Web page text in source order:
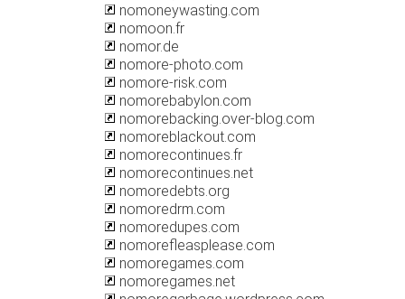
nomoneywasting.com
nomoon.fr
nomor.de
nomore-photo.com
nomore-risk.com
nomorebabylon.com
nomorebacking.over-blog.com
nomoreblackout.com
nomorecontinues.fr
nomorecontinues.net
nomoredebts.org
nomoredrm.com
nomoredupes.com
nomorefleasplease.com
nomoregames.com
nomoregames.net